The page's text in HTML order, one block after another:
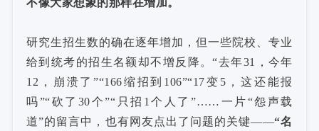
研究生招生数的确在逐年增加，但一些院校、专业
给到统考的招生名额却不增反降。“去年31，今年
12，崩溃了”“166缩招到106”“17变5，这还能报
吗”“砍了30个”“只招1个人了”……一片“怨声载
道”的留言中，也有网友点出了问题的关键——“名